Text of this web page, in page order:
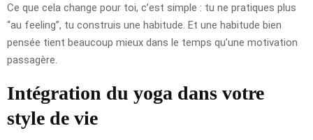
Ce que cela change pour toi, c’est simple : tu ne pratiques plus
“au feeling”, tu construis une habitude. Et une habitude bien
pensée tient beaucoup mieux dans le temps qu’une motivation
passagère.
Intégration du yoga dans votre
style de vie